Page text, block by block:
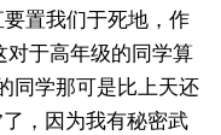
置我们于死地，作
对于高年级的同学算
同学那可是比上天还
，因为我有秘密武